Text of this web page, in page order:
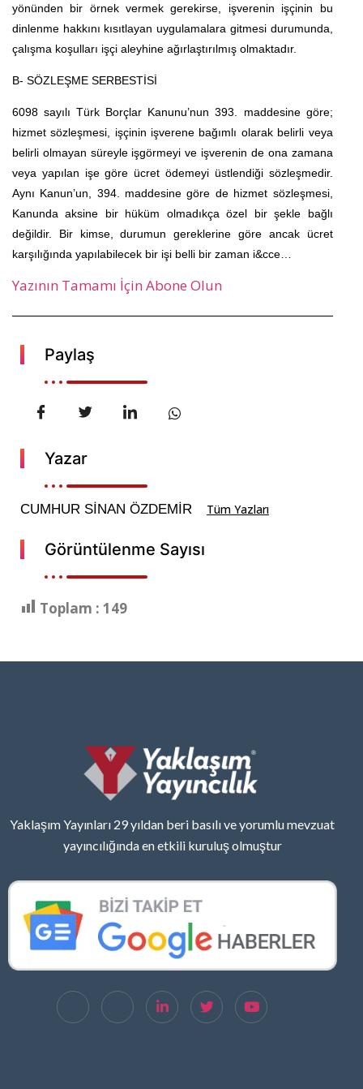
yönünden bir örnek vermek gerekirse, işverenin işçinin bu
dinlenme hakkını kısıtlayan uygulamalara gitmesi durumunda,
çalışma koşulları işçi aleyhine ağırlaştırılmış olmaktadır.
B- SÖZLEŞME SERBESTİSİ
6098 sayılı Türk Borçlar Kanunu’nun 393. maddesine göre;
hizmet sözleşmesi, işçinin işverene bağımlı olarak belirli veya
belirli olmayan süreyle işgörmeyi ve işverenin de ona zamana
veya yapılan işe göre ücret ödemeyi üstlendiği sözleşmedir.
Aynı Kanun’un, 394. maddesine göre de hizmet sözleşmesi,
Kanunda aksine bir hüküm olmadıkça özel bir şekle bağlı
değildir. Bir kimse, durumun gereklerine göre ancak ücret
karşılığında yapılabilecek bir işi belli bir zaman i&cce…
Yazının Tamamı İçin Abone Olun
Paylaş
Yazar
CUMHUR SİNAN ÖZDEMİR Tüm Yazları
Görüntülenme Sayısı
Toplam : 149
Yaklaşım Yayınları 29 yıldan beri basılı ve yorumlu mevzuat
yayıncılığında en etkili kuruluş olmuştur